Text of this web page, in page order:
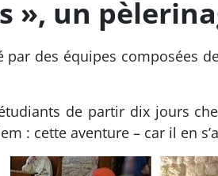
», un
par des équipes composées
de partir dix jours
: cette aventure – car il en